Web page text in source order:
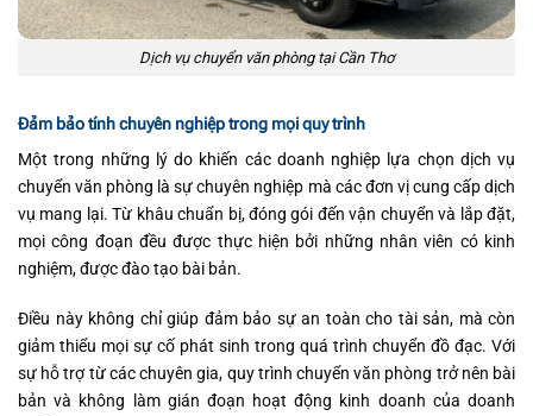
Dịch vụ chuyển văn phòng tại Cần Thơ
Đảm bảo tính chuyên nghiệp trong mọi quy trình
Một trong những lý do khiến các doanh nghiệp lựa chọn dịch vụ
chuyển văn phòng là sự chuyên nghiệp mà các đơn vị cung cấp dịch
vụ mang lại. Từ khâu chuẩn bị, đóng gói đến vận chuyển và lắp đặt,
mọi công đoạn đều được thực hiện bởi những nhân viên có kinh
nghiệm, được đào tạo bài bản.
Điều này không chỉ giúp đảm bảo sự an toàn cho tài sản, mà còn
giảm thiểu mọi sự cố phát sinh trong quá trình chuyển đồ đạc. Với
sự hỗ trợ từ các chuyên gia, quy trình chuyển văn phòng trở nên bài
bản và không làm gián đoạn hoạt động kinh doanh của doanh